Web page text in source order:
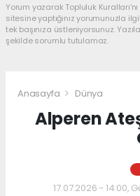
Yorum yazarak Topluluk
sitesine yaptığınız yorumunuzla
tek başınıza üstleniyorsunuz.
şekilde sorumlu tutulamaz.
Anasayfa Dünya
Alperen
17.07.2026 - 14:00,